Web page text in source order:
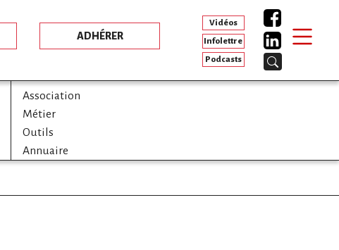
ADHÉRER
Vidéos
Infolettre
Podcasts
Association
Métier
Outils
Annuaire